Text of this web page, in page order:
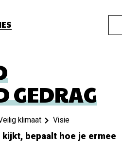
GEDRAG
klimaat Visie
bepaalt hoe je ermee